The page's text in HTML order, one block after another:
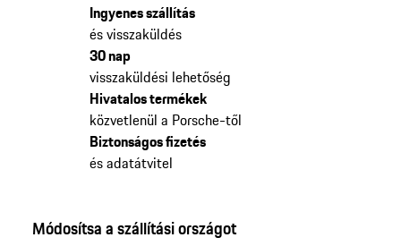
Ingyenes szállítás
és visszaküldés
30 nap
visszaküldési lehetőség
Hivatalos termékek
közvetlenül a Porsche-től
Biztonságos fizetés
és adatátvitel
Módosítsa a szállítási országot